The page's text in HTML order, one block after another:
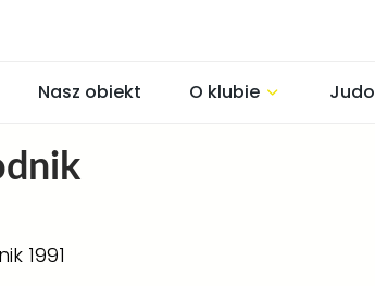
Nasz obiekt O klubie Judo
1991